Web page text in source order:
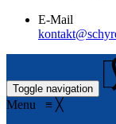
E-Mail
Toggle navigation
Menu ≡ ╳